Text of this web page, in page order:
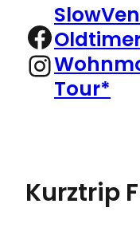
springen
Tour*
Kurztrip